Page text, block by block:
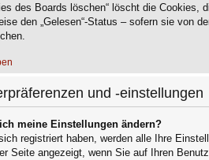
des Boards löschen“ löscht die
den „Gelesen“-Status – sofern sie von
und -einstellungen
meine Einstellungen ändern?
registriert haben, werden alle Ihre
Seite angezeigt, wenn Sie auf Ihren